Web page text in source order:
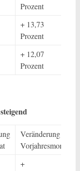
Prozent
+ 13,73
Prozent
+ 12,07
Prozent
Veränderung /
Vorjahresmonat
+